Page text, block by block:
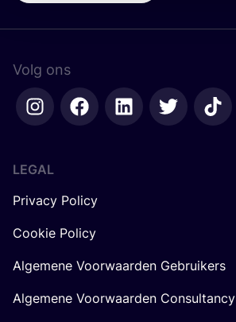
Volg ons
LEGAL
Privacy Policy
Cookie Policy
Algemene Voorwaarden Gebruikers
Algemene Voorwaarden Consultancy